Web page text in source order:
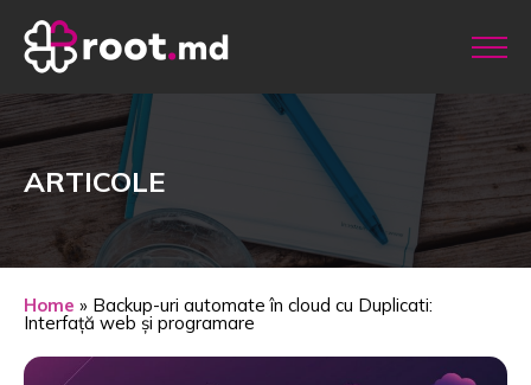
ARTICOLE
Home » Backup-uri automate în cloud cu Duplicati:
Interfață web și programare